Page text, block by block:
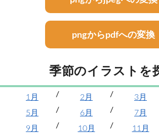
pngからpdfへの変換
季節のイラストを
1月 2月 3月
5月
6月 7月
9月
10月 11月